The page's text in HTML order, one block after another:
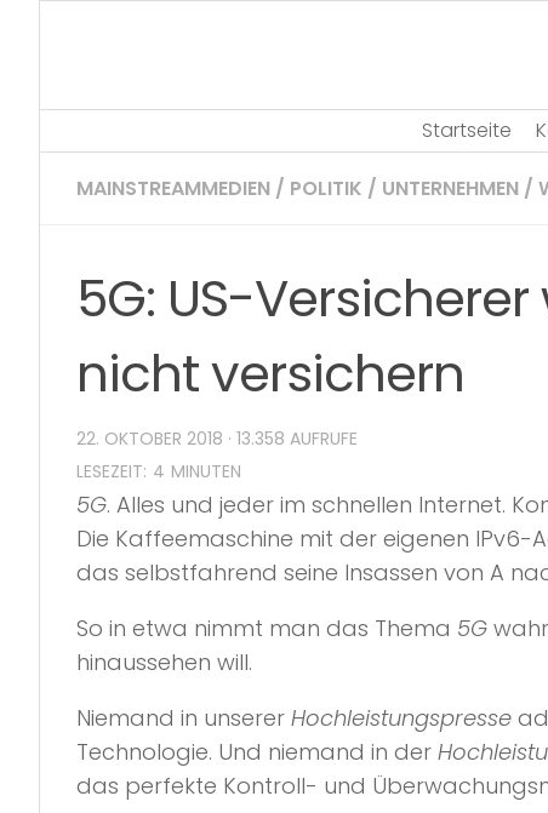
Startseite
MAINSTREAMMEDIEN / POLITIK / UNTERNEHMEN /
5G: US-
nicht versichern
22. OKTOBER 2018 · 13.358 AUFRUFE
5G. Alles und jeder im schnellen Internet.
Die Kaffeemaschine mit der eigenen IPv6-
das selbstfahrend seine Insassen von A
So in etwa nimmt man das Thema 5G
hinaussehen will.
Niemand in unserer Hochleistungspresse
Technologie. Und niemand in der
das perfekte Kontroll- und